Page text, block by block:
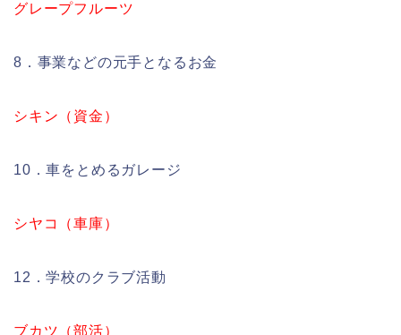
グレープフルーツ
8．事業などの元手となるお金
シキン（資金）
10．車をとめるガレージ
シヤコ（車庫）
12．学校のクラブ活動
ブカツ（部活）